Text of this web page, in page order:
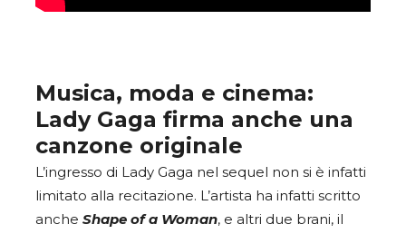
Musica, moda e cinema:
Lady Gaga firma anche una
canzone originale
L’ingresso di Lady Gaga nel sequel non si è infatti
limitato alla recitazione. L’artista ha infatti scritto
anche Shape of a Woman, e altri due brani, il